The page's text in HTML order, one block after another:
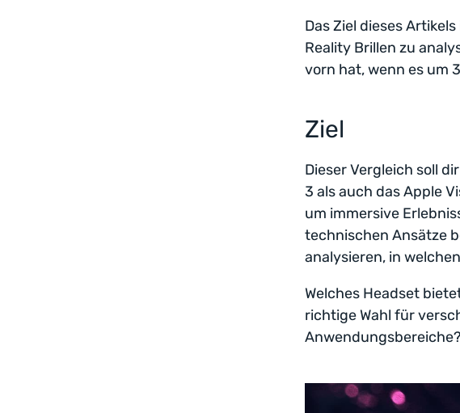
Das Ziel dieses
Reality Brillen zu
vorn hat, wenn es um
Ziel
Dieser Vergleich soll
3 als auch das Apple
um immersive
technischen Ansätze
analysieren, in
Welches Headset
richtige Wahl für
Anwendungsbereiche?